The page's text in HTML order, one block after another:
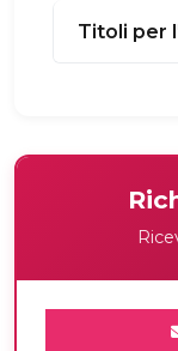
Titoli per